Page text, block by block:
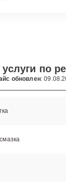
услуги по
обновлен: